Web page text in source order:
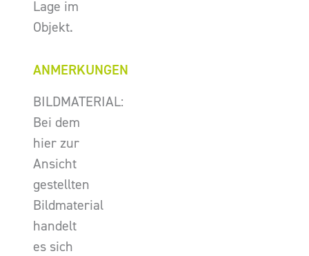
Lage im
Objekt.
ANMERKUNGEN
BILDMATERIAL:
Bei dem
hier zur
Ansicht
gestellten
Bildmaterial
handelt
es sich